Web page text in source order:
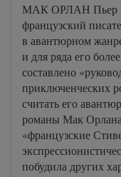
МАК ОРЛАН Пьер
французский
в авантюрном
и для ряда его
составлено
приключенческих
считать его
романы Мак Орлана
«французские
побудила других